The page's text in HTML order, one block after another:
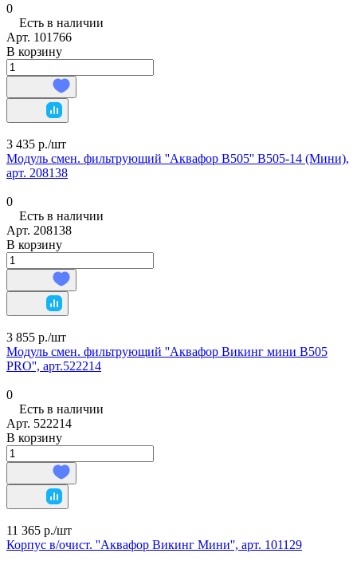
0
Есть в наличии
Арт. 101766
В корзину
3 435 р./шт
Модуль смен. фильтрующий ''Аквафор В505'' В505-14 (Мини),
арт. 208138
0
Есть в наличии
Арт. 208138
В корзину
3 855 р./шт
Модуль смен. фильтрующий ''Аквафор Викинг мини В505
PRO'', арт.522214
0
Есть в наличии
Арт. 522214
В корзину
11 365 р./шт
Корпус в/очист. ''Аквафор Викинг Мини'', арт. 101129